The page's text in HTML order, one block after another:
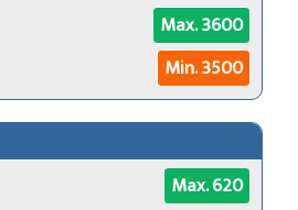
Max. 3600
Min. 3500
Max. 620